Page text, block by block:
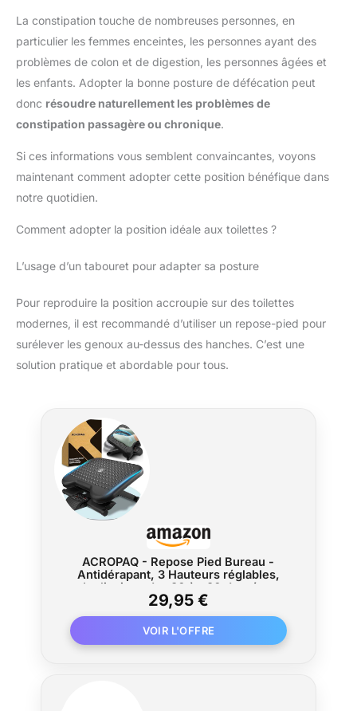
La constipation touche de nombreuses personnes, en
particulier les femmes enceintes, les personnes ayant des
problèmes de colon et de digestion, les personnes âgées et
les enfants. Adopter la bonne posture de défécation peut
donc résoudre naturellement les problèmes de
constipation passagère ou chronique.
Si ces informations vous semblent convaincantes, voyons
maintenant comment adopter cette position bénéfique dans
notre quotidien.
Comment adopter la position idéale aux toilettes ?
L’usage d’un tabouret pour adapter sa posture
Pour reproduire la position accroupie sur des toilettes
modernes, il est recommandé d’utiliser un repose-pied pour
surélever les genoux au-dessus des hanches. C’est une
solution pratique et abordable pour tous.
ACROPAQ - Repose Pied Bureau -
Antidérapant, 3 Hauteurs réglables,
Inclinaison de -30 à +30 degrés -
Repose pieds ergonomique, Repose-
pieds - Gris
29,95 €